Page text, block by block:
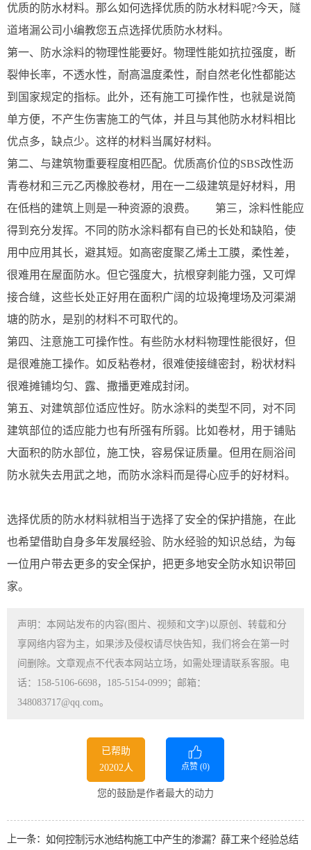
优质的防水材料。那么如何选择优质的防水材料呢?今天，
隧
道堵漏公司小编教您五点选择优质防水材料。
第一、防水涂料的物理性能要好。物理性能如抗拉强度，断
裂伸长率，不透水性，耐高温度柔性，耐自然老化性都能达
到国家规定的指标。此外，还有施工可操作性，也就是说简
单方便，不产生伤害施工的气体，并且与其他防水材料相比
优点多，缺点少。这样的材料当属好材料。
第二、与建筑物重要程度相匹配。优质高价位的SBS改性沥
青卷材和三元乙丙橡胶卷材，用在一二级建筑是好材料，用
在低档的建筑上则是一种资源的浪费。 第三，涂料性能应
得到充分发挥。不同的防水涂料都有自已的长处和缺陷，使
用中应用其长，避其短。如高密度聚乙烯土工膜，柔性差，
很难用在屋面防水。但它强度大，抗根穿刺能力强，又可焊
接合缝，这些长处正好用在面积广阔的垃圾掩埋场及河渠湖
塘的防水，是别的材料不可取代的。
第四、注意施工可操作性。有些防水材料物理性能很好，但
是很难施工操作。如反粘卷材，很难使接缝密封，粉状材料
很难摊铺均匀、露、撒播更难成封闭。
第五、对建筑部位适应性好。防水涂料的类型不同，对不同
建筑部位的适应能力也有所强有所弱。比如卷材，用于铺贴
大面积的防水部位，施工快，容易保证质量。但用在厕浴间
防水就失去用武之地，而防水涂料而是得心应手的好材料。
选择优质的防水材料就相当于选择了安全的保护措施，在此
也希望借助自身多年发展经验、防水经验的知识总结，为每
一位用户带去更多的安全保护，把更多地安全防水知识带回
家。
声明：本网站发布的内容(图片、视频和文字)以原创、转载和分
享网络内容为主，如果涉及侵权请尽快告知，我们将会在第一时
间删除。文章观点不代表本网站立场，如需处理请联系客服。电
话：158-5106-6698，185-5154-0999；邮箱：
348083717@qq.com。
已帮助
20202人
点赞 (0)
您的鼓励是作者最大的动力
上一条： 如何控制污水池结构施工中产生的渗漏？薛工来个经验总结